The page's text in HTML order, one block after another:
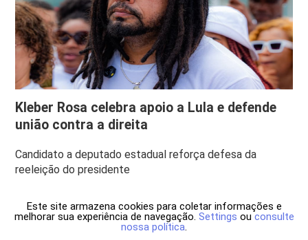
Kleber Rosa celebra apoio a Lula e defende
união contra a direita
Candidato a deputado estadual reforça defesa da
reeleição do presidente
Este site armazena cookies para coletar informações e
melhorar sua experiência de navegação. Settings ou consulte
nossa política.